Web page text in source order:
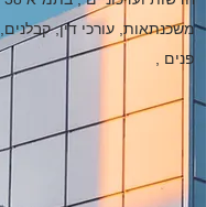
משכנתאות, עורכי דין,קבלנים
פנים